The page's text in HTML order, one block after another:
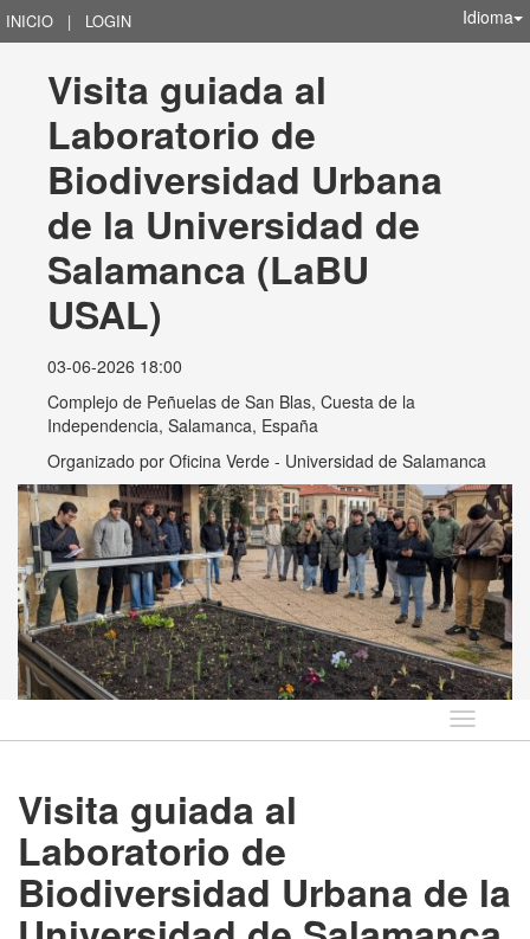
INICIO | LOGIN Idioma
Visita guiada al
Laboratorio de
Biodiversidad Urbana
de la Universidad de
Salamanca (LaBU
USAL)
03-06-2026 18:00
Complejo de Peñuelas de San Blas, Cuesta de la
Independencia, Salamanca, España
Organizado por Oficina Verde - Universidad de Salamanca
Idioma
Visita guiada al
Laboratorio de
Biodiversidad Urbana de la